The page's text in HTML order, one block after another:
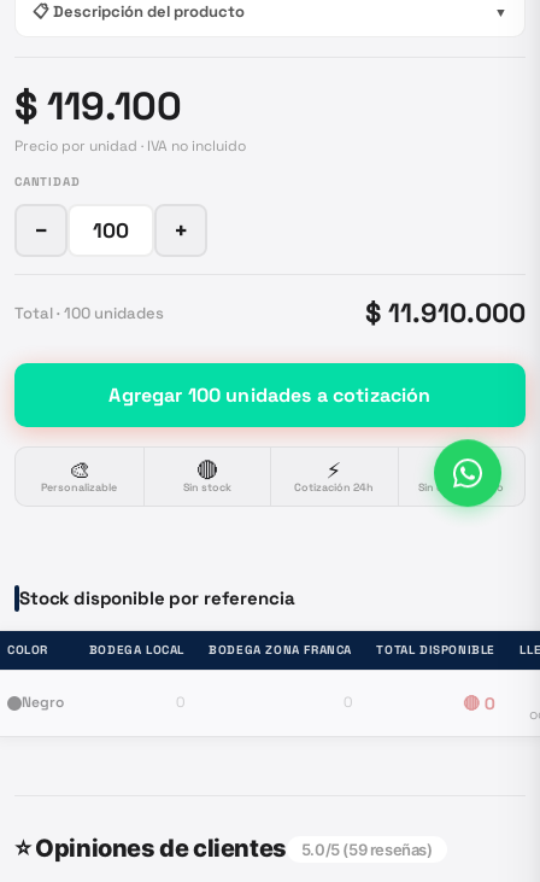
📋 Descripción del producto ▼
$ 119.100
Precio por unidad · IVA no incluido
CANTIDAD
− +
Total · 100 unidades $ 11.910.000
Agregar 100 unidades a cotización
🎨
Personalizable
🔴
Sin stock
⚡
Cotización 24h
🔒
Sin compromiso
Stock disponible por referencia
COLOR BODEGA LOCAL BODEGA ZONA FRANCA TOTAL DISPONIBLE
Negro 0 0 🔴 0
⭐ Opiniones de clientes 5.0/5 (59reseñas)